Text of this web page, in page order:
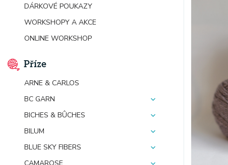
DÁRKOVÉ POUKAZY
WORKSHOPY A AKCE
ONLINE WORKSHOP
Příze
ARNE & CARLOS
BC GARN
BICHES & BÛCHES
BILUM
BLUE SKY FIBERS